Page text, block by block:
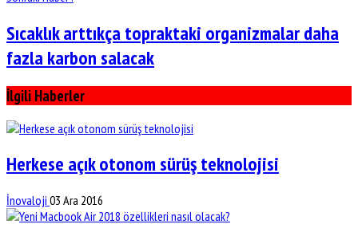
Sıcaklık arttıkça topraktaki organizmalar daha
fazla karbon salacak
İlgili Haberler
Herkese açık otonom sürüş teknolojisi
İnovaloji 03 Ara 2016